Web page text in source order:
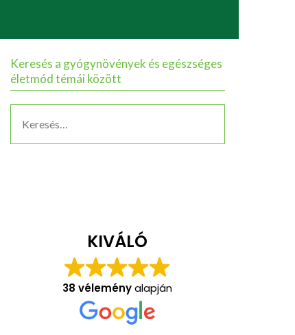
Keresés a gyógynövények és egészséges
életmód témái között
KIVÁLÓ
38 véleményalapján